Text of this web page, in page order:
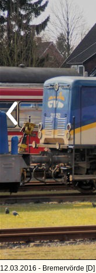
12.03.2016 - Bremervörde [D]